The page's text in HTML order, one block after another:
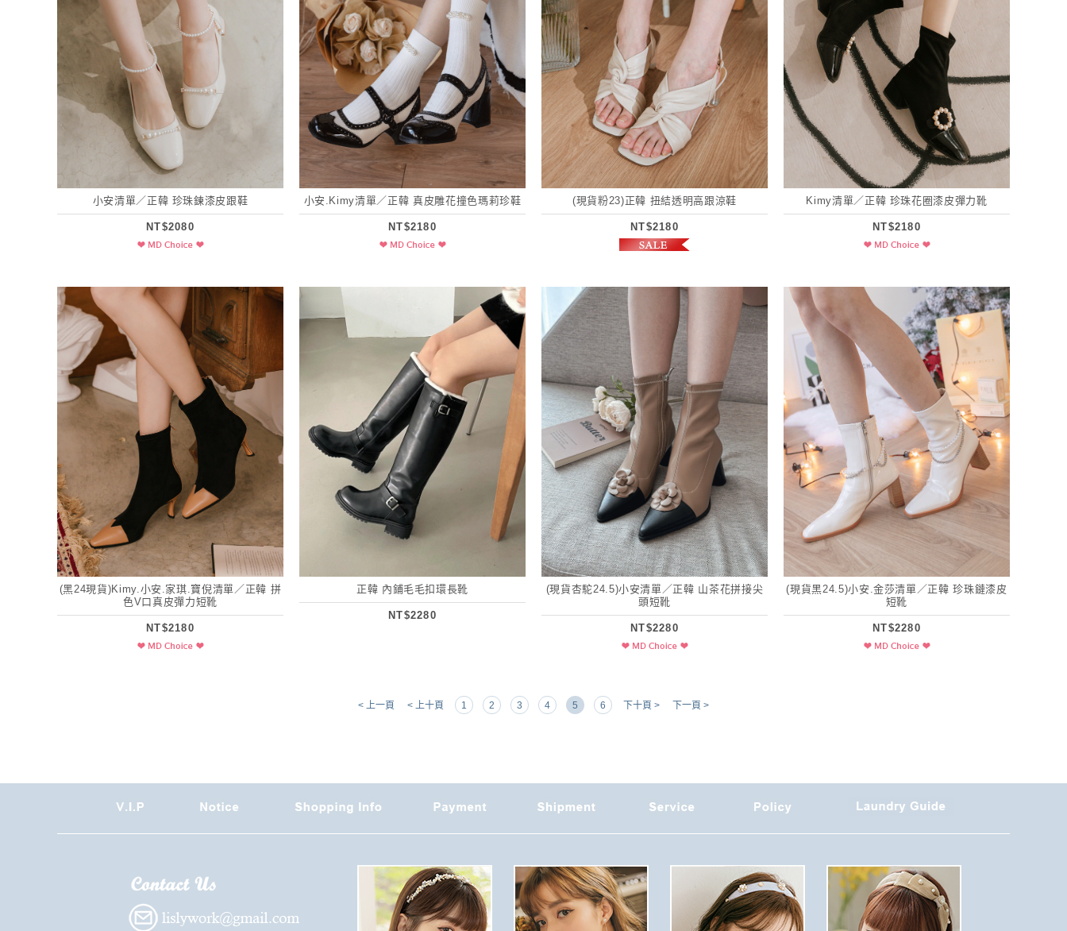
小安清單／正韓 珍珠鍊漆皮跟鞋
NT$2080
小安.Kimy清單／正韓 真皮雕花撞色瑪莉珍鞋
NT$2180
(現貨粉23)正韓 扭結透明高跟涼鞋
NT$2180
Kimy清單／正韓 珍珠花圈漆皮彈力靴
NT$2180
(黑24現貨)Kimy.小安.家琪.寶倪清單／正韓 拼
色V口真皮彈力短靴
NT$2180
正韓 內鋪毛毛扣環長靴
NT$2280
(現貨杏駝24.5)小安清單／正韓 山茶花拼接尖
頭短靴
NT$2280
(現貨黑24.5)小安.金莎清單／正韓 珍珠鏈漆皮
短靴
NT$2280
< 上一頁 < 上十頁 1 2 3 4 5 6 下十頁 > 下一頁 >